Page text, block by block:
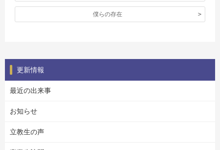
僕らの存在
更新情報
最近の出来事
お知らせ
立教生の声